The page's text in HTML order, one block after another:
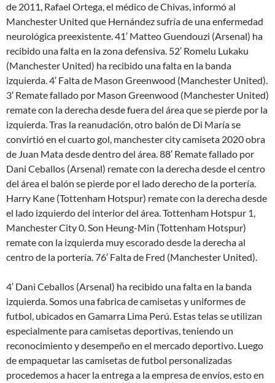
de 2011, Rafael Ortega, el médico de Chivas, informó al
Manchester United que Hernández sufría de una enfermedad
neurológica preexistente. 41′ Matteo Guendouzi (Arsenal) ha
recibido una falta en la zona defensiva. 52′ Romelu Lukaku
(Manchester United) ha recibido una falta en la banda
izquierda. 4′ Falta de Mason Greenwood (Manchester United).
3′ Remate fallado por Mason Greenwood (Manchester United)
remate con la derecha desde fuera del área que se pierde por la
izquierda. Tras la reanudación, otro balón de Di María se
convirtió en el cuarto gol, manchester city camiseta 2020 obra
de Juan Mata desde dentro del área. 88′ Remate fallado por
Dani Ceballos (Arsenal) remate con la derecha desde el centro
del área el balón se pierde por el lado derecho de la portería.
Harry Kane (Tottenham Hotspur) remate con la derecha desde
el lado izquierdo del interior del área. Tottenham Hotspur 1,
Manchester City 0. Son Heung-Min (Tottenham Hotspur)
remate con la izquierda muy escorado desde la derecha al
centro de la portería. 76′ Falta de Fred (Manchester United).
4′ Dani Ceballos (Arsenal) ha recibido una falta en la banda
izquierda. Somos una fabrica de camisetas y uniformes de
futbol, ubicados en Gamarra Lima Perú. Estas telas se utilizan
especialmente para camisetas deportivas, teniendo un
reconocimiento y desempeño en el mercado deportivo. Luego
de empaquetar las camisetas de futbol personalizadas
procedemos a hacer la entrega a la empresa de envíos, esto en